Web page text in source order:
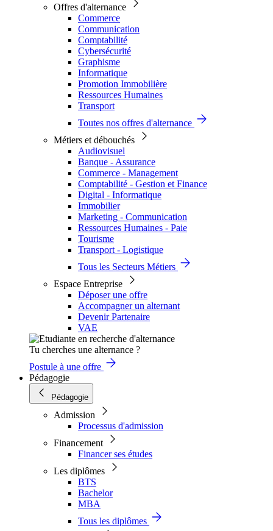
Offres d'alternance
Commerce
Communication
Comptabilité
Cybersécurité
Graphisme
Informatique
Promotion Immobilière
Ressources Humaines
Transport
Toutes nos offres d'alternance
Métiers et débouchés
Audiovisuel
Banque - Assurance
Commerce - Management
Comptabilité - Gestion et Finance
Digital - Informatique
Immobilier
Marketing - Communication
Ressources Humaines - Paie
Tourisme
Transport - Logistique
Tous les Secteurs Métiers
Espace Entreprise
Déposer une offre
Accompagner un alternant
Devenir Partenaire
VAE
Tu cherches une alternance ?
Postule à une offre
Pédagogie
Pédagogie
Admission
Processus d'admission
Financement
Financer ses études
Les diplômes
BTS
Bachelor
MBA
Tous les diplômes